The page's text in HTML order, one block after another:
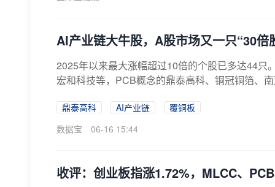
AI产业链大牛股，A股市场又一只“30倍
2025年以来最大涨幅超过10倍的个股已多达44只
宏和科技等，PCB概念的鼎泰高科、铜冠铜箔、
鼎泰高科 AI产业链
覆铜板
数据宝
06-16 15:44
收评：创业板指涨1.72%，MLCC、